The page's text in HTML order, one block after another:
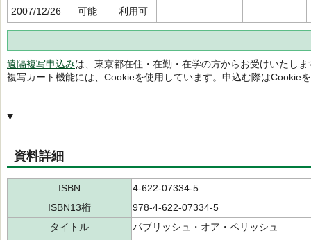
2007/12/26
可能 利用可
遠隔複写申込みは、東京都在住・在勤・在学の方からお受けいたしま
複写カート機能には、Cookieを使用しています。申込む際はCookie
資料詳細
ISBN
4-622-07334-5
ISBN13桁
978-4-622-07334-5
タイトル
パブリッシュ・オア・ペリッシュ